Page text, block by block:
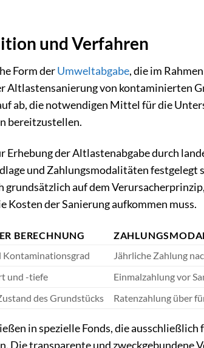
und Verfahren
Form derUmweltabgabe, die im
Altlastensanierung von kontaminierten
ab, die notwendigen Mittel für die
bereitzustellen.
der Altlastenabgabe durch
und Zahlungsmodalitäten festgelegt
auf dem
der Sanierung aufkommen muss.
BERECHNUNG
Kontaminationsgrad
Jährliche Zahlung
und -tiefe
Einmalzahlung vor
des Grundstücks Ratenzahlung über
in spezielle Fonds, die ausschließlich
Die transparente und zweckgebundene